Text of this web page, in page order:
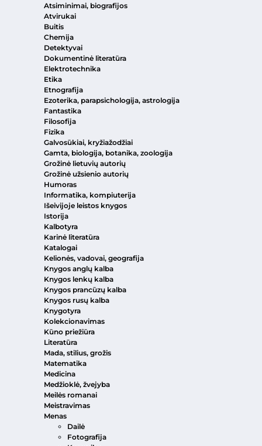
Atsiminimai, biografijos
Atvirukai
Buitis
Chemija
Detektyvai
Dokumentinė literatūra
Elektrotechnika
Etika
Etnografija
Ezoterika, parapsichologija, astrologija
Fantastika
Filosofija
Fizika
Galvosūkiai, kryžiažodžiai
Gamta, biologija, botanika, zoologija
Grožinė lietuvių autorių
Grožinė užsienio autorių
Humoras
Informatika, kompiuterija
Išeivijoje leistos knygos
Istorija
Kalbotyra
Karinė literatūra
Katalogai
Kelionės, vadovai, geografija
Knygos anglų kalba
Knygos lenkų kalba
Knygos prancūzų kalba
Knygos rusų kalba
Knygotyra
Kolekcionavimas
Kūno priežiūra
Literatūra
Mada, stilius, grožis
Matematika
Medicina
Medžioklė, žvejyba
Meilės romanai
Meistravimas
Menas
Dailė
Fotografija